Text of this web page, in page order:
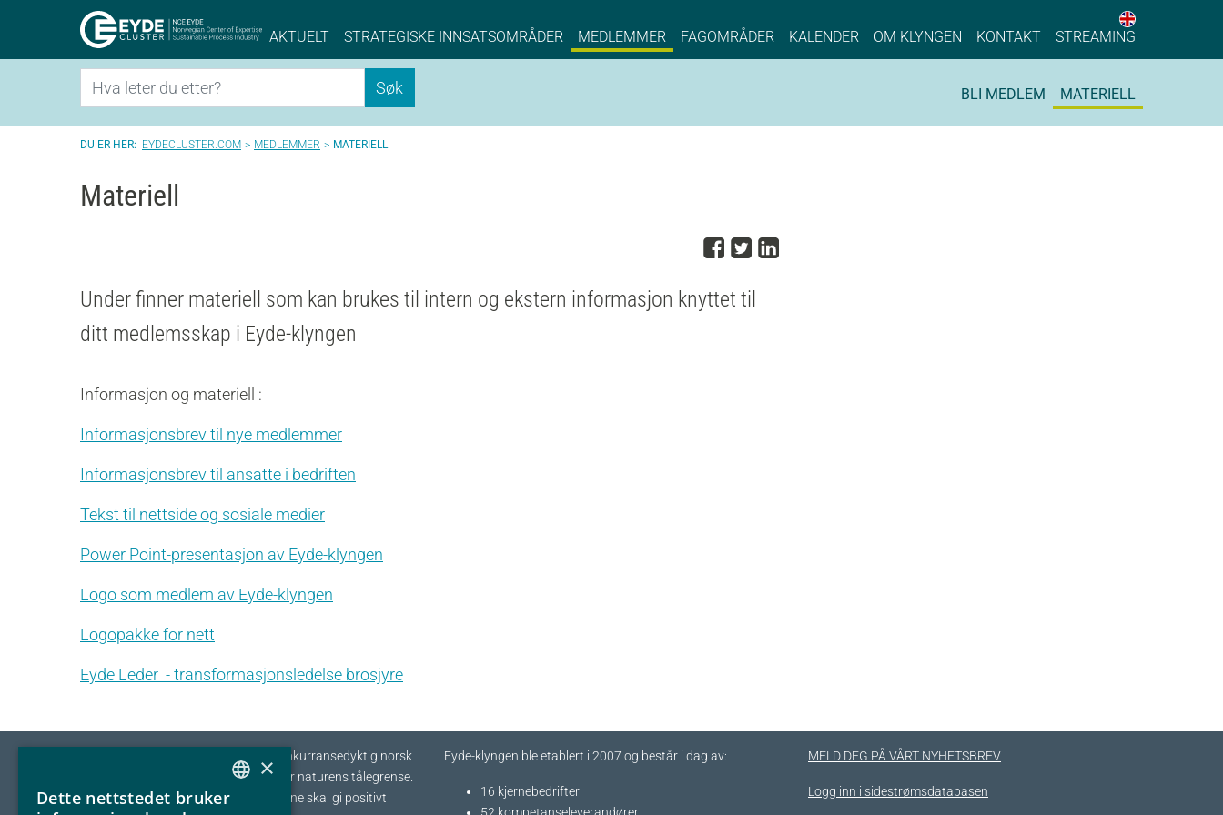
Eyde-Cluster | NCE EYDE, Norwegian Center of Expertise, Sustainable Process Industry
AKTUELT STRATEGISKE INNSATSOMRÅDER MEDLEMMER FAGOMRÅDER KALENDER OM KLYNGEN KONTAKT STREAMING
English
Søk Søk BLI MEDLEM MATERIELL
EYDECLUSTER.COM MEDLEMMER MATERIELL
Materiell
Del på Facebook
Del på Twitter
Del på LinkedIn
Under finner materiell som kan brukes til intern og ekstern informasjon knyttet til
ditt medlemsskap i Eyde-klyngen
Informasjon og materiell :
Informasjonsbrev til nye medlemmer
Informasjonsbrev til ansatte i bedriften
Tekst til nettside og sosiale medier
Power Point-presentasjon av Eyde-klyngen
Logo som medlem av Eyde-klyngen
Logopakke for nett
Eyde Leder - transformasjonsledelse brosjyre
Eyde-klyngen skal sikre tilvekst og konkurransedyktig norsk
prosessindustri som opererer innenfor naturens tålegrense.
I fellesskap streber vi etter at bedriftene skal gi positivt
Eyde-klyngen ble etablert i 2007 og består i dag av:
16 kjernebedrifter​
MELD DEG PÅ VÅRT NYHETSBREV
Logg inn i sidestrømsdatabasen
NORWEGIAN
×
Dette nettstedet bruker